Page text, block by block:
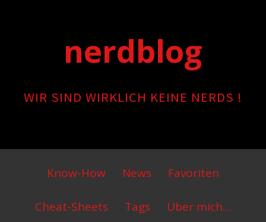
nerdblog
WIR SIND WIRKLICH KEINE NERDS !
Primary
Menu
Know-How News Favoriten
Cheat-Sheets Tags Über mich…